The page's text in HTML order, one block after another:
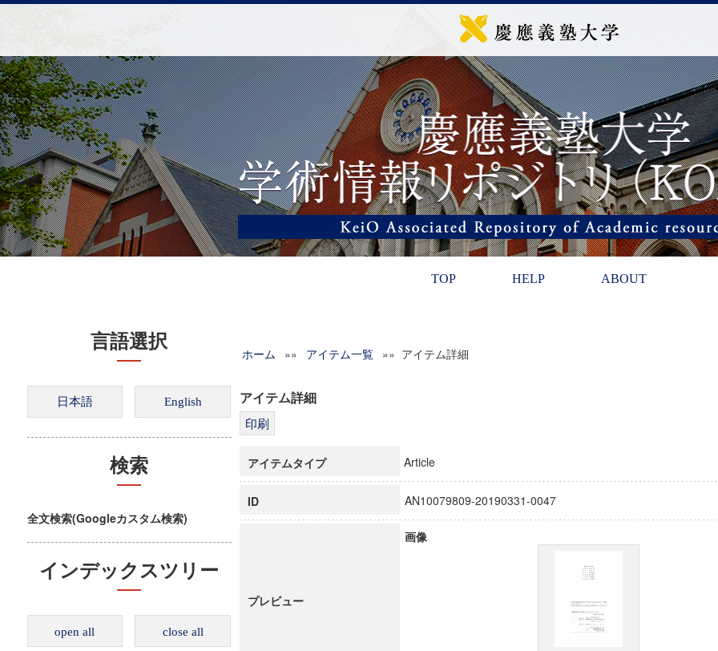
TOP HELP ABOUT
言語選択
検索
全文検索(Googleカスタム検索)
インデックスツリー
open all close all
ホーム »» アイテム一覧 »» アイテム詳細
アイテム詳細
アイテムタイプ Article
ID AN10079809-20190331-0047
プレビュー
画像